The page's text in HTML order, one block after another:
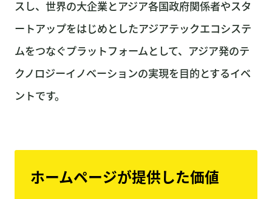
スし、世界の大企業とアジア各国政府関係者やスタ
ートアップをはじめとしたアジアテックエコシステ
ムをつなぐプラットフォームとして、アジア発のテ
クノロジーイノベーションの実現を目的とするイベ
ントです。
ホームページが提供した価値